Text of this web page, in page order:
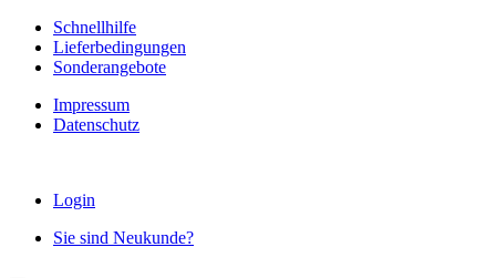
Schnellhilfe
Lieferbedingungen
Sonderangebote
Impressum
Datenschutz
Login
Sie sind Neukunde?